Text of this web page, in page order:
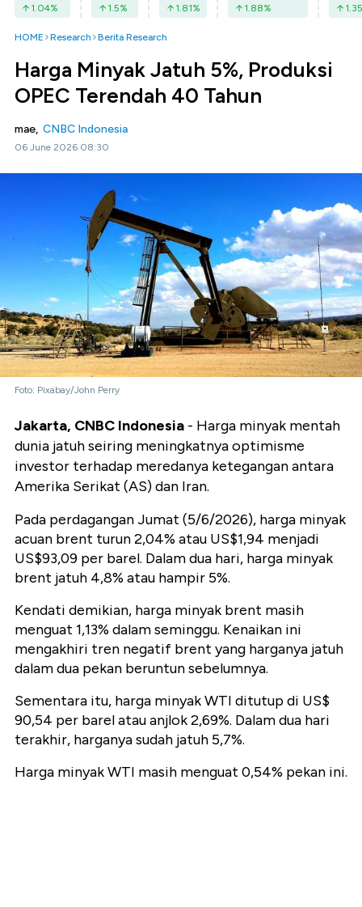
1.04% 1.5% 1.81% 1.88% 1.35
HOME Research Berita Research
Harga Minyak Jatuh 5%, Produksi
OPEC Terendah 40 Tahun
mae, CNBC Indonesia
06 June 2026 08:30
Foto: Pixabay/John Perry
Jakarta, CNBC Indonesia - Harga minyak mentah
dunia jatuh seiring meningkatnya optimisme
investor terhadap meredanya ketegangan antara
Amerika Serikat (AS) dan Iran.
Pada perdagangan Jumat (5/6/2026), harga minyak
acuan brent turun 2,04% atau US$1,94 menjadi
US$93,09 per barel. Dalam dua hari, harga minyak
brent jatuh 4,8% atau hampir 5%.
Kendati demikian, harga minyak brent masih
menguat 1,13% dalam seminggu. Kenaikan ini
mengakhiri tren negatif brent yang harganya jatuh
dalam dua pekan beruntun sebelumnya.
Sementara itu, harga minyak WTI ditutup di US$
90,54 per barel atau anjlok 2,69%. Dalam dua hari
terakhir, harganya sudah jatuh 5,7%.
Harga minyak WTI masih menguat 0,54% pekan ini.